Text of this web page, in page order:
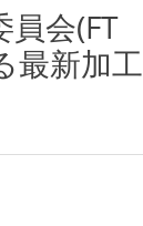
会(FT
最新加工